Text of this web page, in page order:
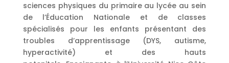
sciences physiques du primaire au lycée au sein
de l’Éducation Nationale et de classes
spécialisés pour les enfants présentant des
troubles d’apprentissage (DYS, autisme,
hyperactivité) et des hauts